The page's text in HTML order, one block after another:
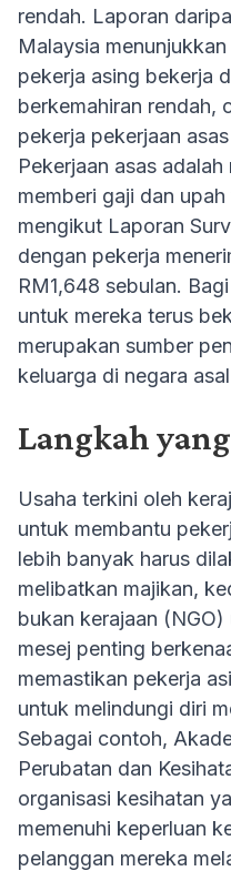
rendah. Laporan
Malaysia
pekerja asing bekerja
berkemahiran rendah,
pekerja pekerjaan
Pekerjaan asas
memberi gaji dan
mengikut Laporan
dengan pekerja
RM1,648 sebulan.
untuk mereka terus
merupakan sumber
keluarga di negara
Langkah
Usaha terkini oleh
untuk membantu
lebih banyak harus
melibatkan majikan,
bukan kerajaan
mesej penting
memastikan pekerja
untuk melindungi diri
Sebagai contoh,
Perubatan dan
organisasi kesihatan
memenuhi keperluan
pelanggan mereka